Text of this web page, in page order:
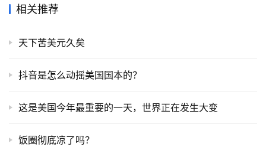
相关推荐
天下苦美元久矣
抖音是怎么动摇美国国本的？
这是美国今年最重要的一天，世界正在发生大变
饭圈彻底凉了吗？